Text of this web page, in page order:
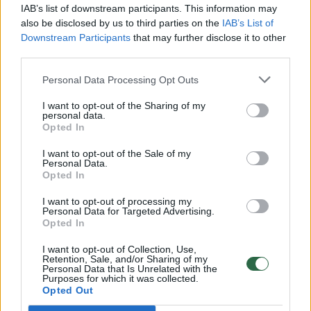
IAB’s list of downstream participants. This information may
also be disclosed by us to third parties on the IAB’s List of
Downstream Participants that may further disclose it to other
Personal Data Processing Opt Outs
I want to opt-out of the Sharing of my
personal data.
Opted In
I want to opt-out of the Sale of my
Personal Data.
Opted In
I want to opt-out of processing my
Personal Data for Targeted Advertising.
Opted In
I want to opt-out of Collection, Use,
Retention, Sale, and/or Sharing of my
Personal Data that Is Unrelated with the
Purposes for which it was collected.
Opted Out
Vaizdai iš tragiškos avarijos Vilniaus r.: dviejų moterų ir
vaiko gyvybių išgelbėti nepavyko
32 laipsnių šilumos
Žinios
V. Zalužno pasisakymą laiko bandymu įsitvirtinti
Ukrainos politikoje: jis yra neteisus
Laidos | Nauja diena
00:00:59
Nufilmavo, kaip patvino Vilniaus Vakarinis aplinkkelis:
vaizdas pribloškia